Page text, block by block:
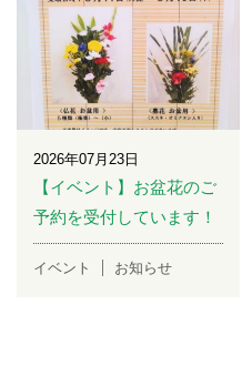
2026年07月23日
【イベント】お盆花のご
予約を受付しています！
イベント お知らせ